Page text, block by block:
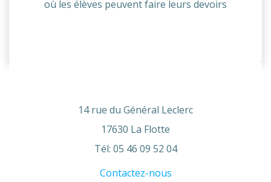
où les élèves peuvent faire leurs devoirs
14 rue du Général Leclerc
17630 La Flotte
Tél: 05 46 09 52 04
Contactez-nous